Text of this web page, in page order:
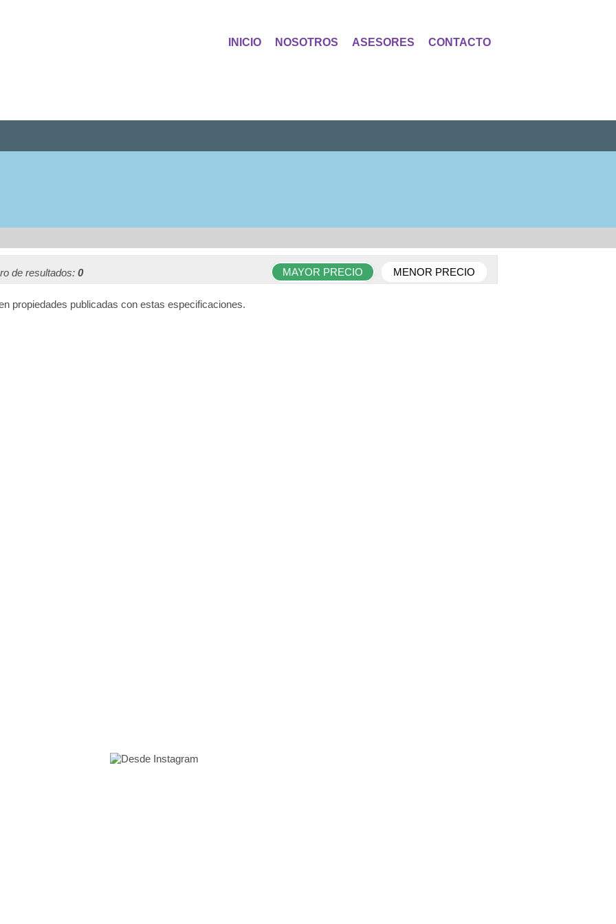
INICIO NOSOTROS ASESORES CONTACTO
MENOR PRECIO
MAYOR PRECIO
de resultados: 0
propiedades publicadas con estas especificaciones.